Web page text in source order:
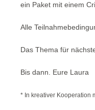
ein Paket mit einem
Alle
Das Thema für
Bis dann. Eure Laura
* In kreativer Kooperation